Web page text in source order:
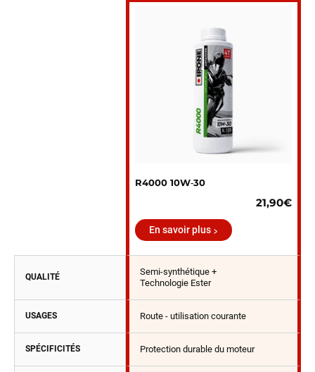
R4000 10W‑30
21,90€
En savoir plus
QUALITÉ
Semi-synthétique +
Technologie Ester
USAGES Route - utilisation courante
SPÉCIFICITÉS Protection durable du moteur